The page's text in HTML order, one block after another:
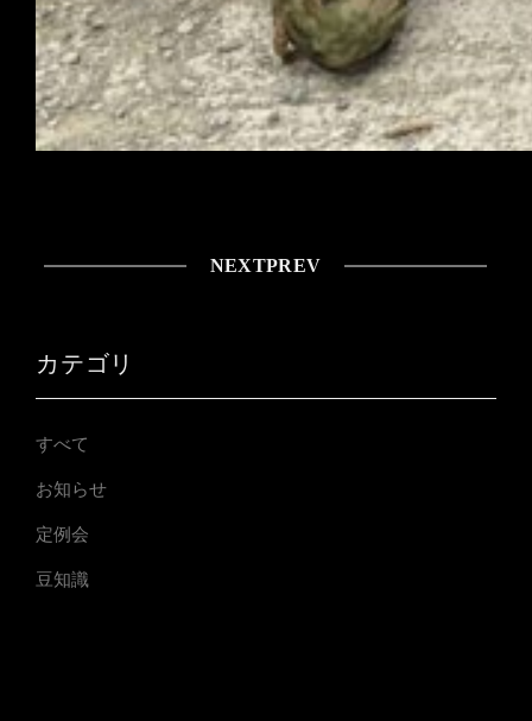
NEXTPREV
カテゴリ
すべて
お知らせ
定例会
豆知識